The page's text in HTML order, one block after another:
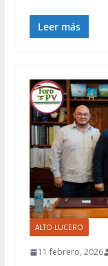
Leer más
ALTO LUCERO
11 febrero, 2026